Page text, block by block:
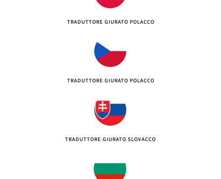
TRADUTTORE GIURATO POLACCO
TRADUTTORE GIURATO POLACCO
TRADUTTORE GIURATO SLOVACCO